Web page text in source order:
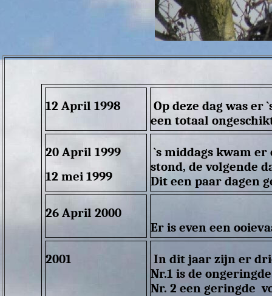
12 April 1998
Op deze dag was
een totaal
20 April 1999
12 mei 1999
`s middags kwam
stond, de volgende
Dit een paar dagen
26 April 2000
Er is even een
2001
In dit jaar zijn er
Nr.1 is de
Nr. 2 een geringde